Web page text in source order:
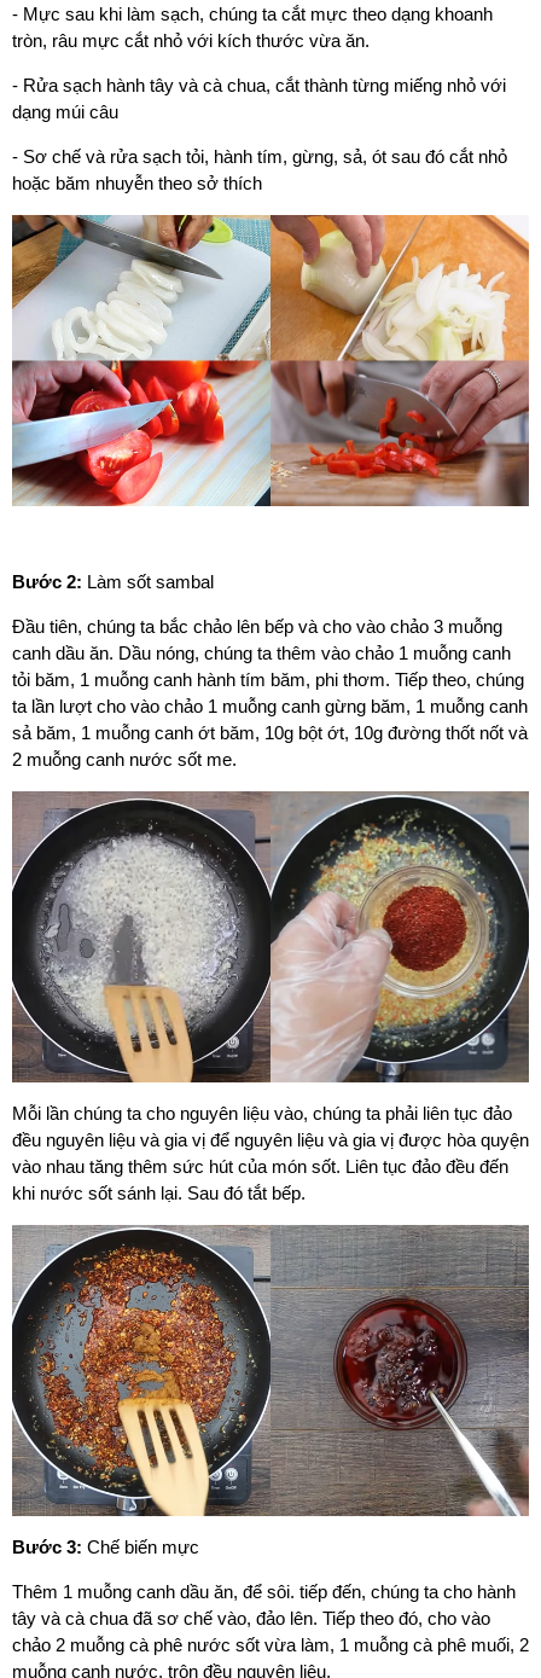
- Mực sau khi làm sạch, chúng ta cắt mực theo dạng khoanh
tròn, râu mực cắt nhỏ với kích thước vừa ăn.
- Rửa sạch hành tây và cà chua, cắt thành từng miếng nhỏ với
dạng múi câu
- Sơ chế và rửa sạch tỏi, hành tím, gừng, sả, ót sau đó cắt nhỏ
hoặc băm nhuyễn theo sở thích
Bước 2: Làm sốt sambal
Đầu tiên, chúng ta bắc chảo lên bếp và cho vào chảo 3 muỗng
canh dầu ăn. Dầu nóng, chúng ta thêm vào chảo 1 muỗng canh
tỏi băm, 1 muỗng canh hành tím băm, phi thơm. Tiếp theo, chúng
ta lần lượt cho vào chảo 1 muỗng canh gừng băm, 1 muỗng canh
sả băm, 1 muỗng canh ớt băm, 10g bột ớt, 10g đường thốt nốt và
2 muỗng canh nước sốt me.
Mỗi lần chúng ta cho nguyên liệu vào, chúng ta phải liên tục đảo
đều nguyên liệu và gia vị để nguyên liệu và gia vị được hòa quyện
vào nhau tăng thêm sức hút của món sốt. Liên tục đảo đều đến
khi nước sốt sánh lại. Sau đó tắt bếp.
Bước 3: Chế biến mực
Thêm 1 muỗng canh dầu ăn, để sôi. tiếp đến, chúng ta cho hành
tây và cà chua đã sơ chế vào, đảo lên. Tiếp theo đó, cho vào
chảo 2 muỗng cà phê nước sốt vừa làm, 1 muỗng cà phê muối, 2
muỗng canh nước, trộn đều nguyên liệu.